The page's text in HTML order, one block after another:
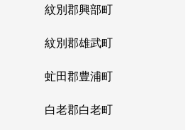
紋別郡興部町
紋別郡雄武町
虻田郡豊浦町
白老郡白老町